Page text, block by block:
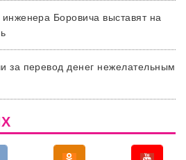
Боровича выставят на
за перевод денег нежелательным